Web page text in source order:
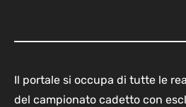
Il portale si occupa di tutte le
del campionato cadetto con